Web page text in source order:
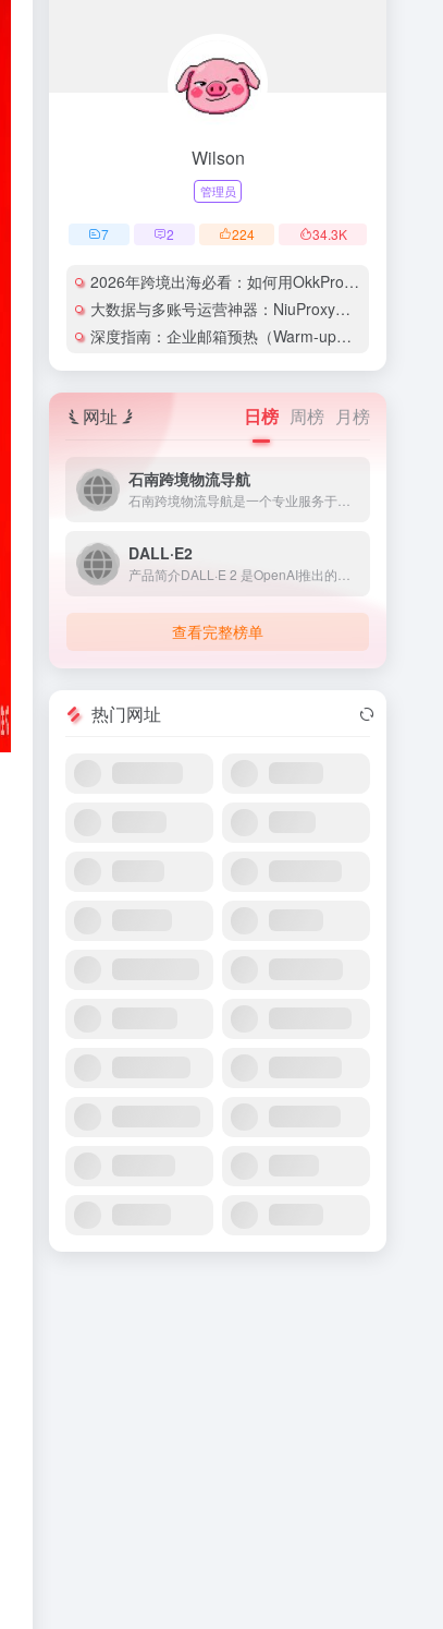
Wilson
管理员
7 2 224 34.3K
2026年跨境出海必看：如何用OkkProxy彻底解决网络延迟与IP被封难题？
大数据与多账号运营神器：NiuProxy助力跨境工作室业务高效爆单！
深度指南：企业邮箱预热（Warm-up）的详细技巧与实操策略（含配图）
网址 日榜 周榜 月榜
石南跨境物流导航
DALL·E2
查看完整榜单
热门网址